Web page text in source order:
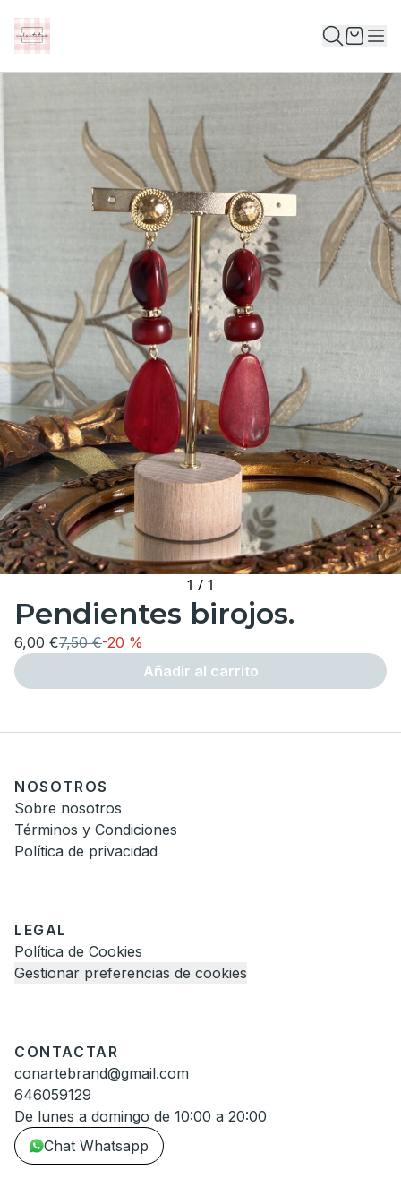
1 / 1
Pendientes birojos.
6,00 €7,50 €-20 %
Añadir al carrito
NOSOTROS
Sobre nosotros
Términos y Condiciones
Política de privacidad
LEGAL
Política de Cookies
Gestionar preferencias de cookies
CONTACTAR
conartebrand@gmail.com
646059129
De lunes a domingo de 10:00 a 20:00
Chat Whatsapp